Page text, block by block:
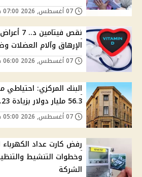
نقص
الإرهاق وآلام العضلات
البنك المركزي: احتياطي
56.3 مليار دولار بزيادة 1.23 مليار في يوليو
رفض كارت عداد
وخطوات التنشيط
الشركة